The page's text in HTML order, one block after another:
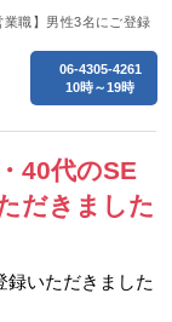
職】男性3名にご登録
06-4305-4261
10時～19時
40代のSE
だきました
録いただきました